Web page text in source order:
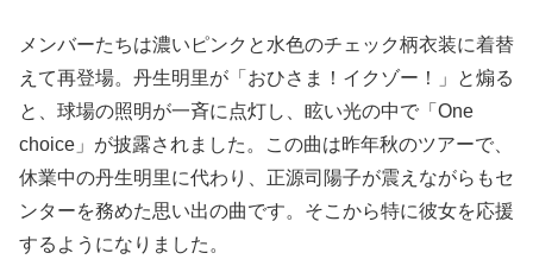
メンバーたちは濃いピンクと水色のチェック柄衣装に着替
えて再登場。丹生明里が「おひさま！イクゾー！」と煽る
と、球場の照明が一斉に点灯し、眩い光の中で「One
choice」が披露されました。この曲は昨年秋のツアーで、
休業中の丹生明里に代わり、正源司陽子が震えながらもセ
ンターを務めた思い出の曲です。そこから特に彼女を応援
するようになりました。